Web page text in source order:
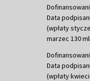
Data
(wpłaty
marzec 130
Data
(wpłaty